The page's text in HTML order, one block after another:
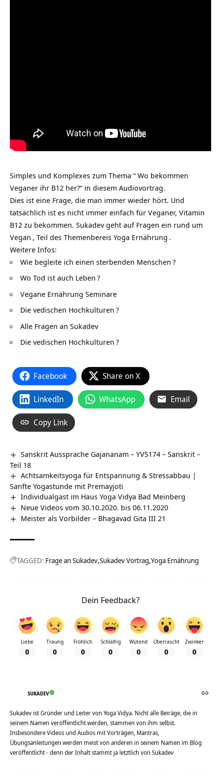
Simples und Komplexes zum Thema “ Wo bekommen
Veganer ihr B12 her?“ in diesem Audiovortrag.
Dies ist eine Frage, die man immer wieder hört. Und
tatsächlich ist es nicht immer einfach für Veganer, Vitamin
B12 zu bekommen. Sukadev geht auf Fragen ein rund um
Vegan , Teil des Themenbereis Yoga Ernährung .
Weitere Infos:
Wie begleite ich einen sterbenden Menschen ?
Wo Tod ist auch Leben ?
Vegane Ernährung Seminare
Die vedischen Hochkulturen ?
Alle Fragen an Sukadev
Die vedischen Hochkulturen ?
Facebook Share on X
LinkedIn WhatsApp Email
Copy Link
Sanskrit Aussprache Gajananam – YVS174 – Sanskrit –
Teil 18
Achtsamkeitsyoga für Entspannung & Stressabbau |
Sanfte Yogastunde mit Premayjoti
Individualgast im Haus Yoga Vidya Bad Meinberg
Neue Videos vom 30.10.2020. bis 06.11.2020
Meister als Vorbilder – Bhagavad Gita III 21
TAGGED: Frage an Sukadev Sukadev Vortrag Yoga Ernährung
Dein Feedback?
Liebe
0
Traurig
0
Fröhlich
0
Schläfrig
0
Wütend
0
Überrascht
0
Zwinker
0
SUKADEV
Sukadev ist Gründer und Leiter von Yoga Vidya. Nicht alle Beiräge, die in
seinem Namen veröffentlicht werden, stammen von ihm selbst.
Insbesondere Videos und Audios mit Vorträgen, Mantras,
Übungsanleitungen werden meist von anderen in seinem Namen im Blog
veröffentlicht - denn der Inhalt stammt ja letztlich von Sukadev